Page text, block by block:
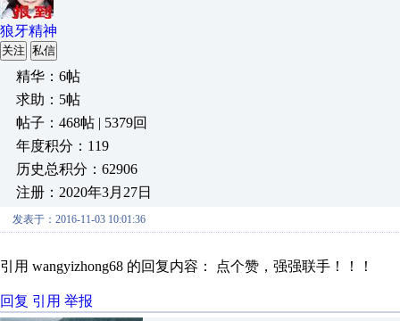
狼牙精神
关注 私信
精华：6帖
求助：5帖
帖子：468帖 | 5379回
年度积分：119
历史总积分：62906
注册：2020年3月27日
发表于：2016-11-03 10:01:36
引用 wangyizhong68 的回复内容： 点个赞，强强联手！！！
回复 引用 举报